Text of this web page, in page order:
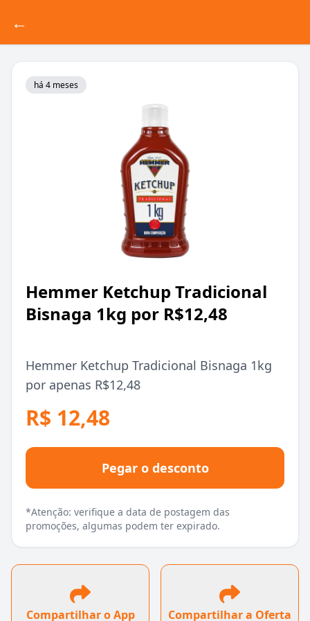
←
há 4 meses
Hemmer Ketchup Tradicional
Bisnaga 1kg por R$12,48
Hemmer Ketchup Tradicional Bisnaga 1kg
por apenas R$12,48
R$ 12,48
Pegar o desconto
*Atenção: verifique a data de postagem das
promoções, algumas podem ter expirado.
Compartilhar o App Compartilhar a Oferta